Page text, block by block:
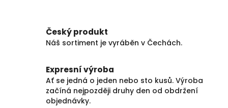
Český produkt
Náš sortiment je vyráběn v Čechách.
Expresní výroba
Ať se jedná o jeden nebo sto kusů. Výroba
začíná nejpozději druhy den od obdržení
objednávky.